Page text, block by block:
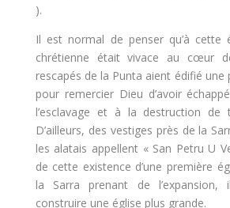
).
Il est normal de penser qu’à
chrétienne était vivace au cœur
rescapés de la Punta aient édifié une
pour remercier Dieu d’avoir
l’esclavage et à la destruction de
D’ailleurs, des vestiges près de la
les alatais appellent « San Petru U
de cette existence d’une première
la Sarra prenant de
construire une église plus grande.